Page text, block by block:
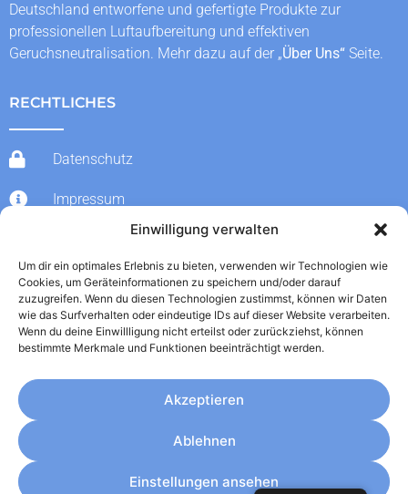
Einwilligung verwalten
Um dir ein optimales Erlebnis zu bieten, verwenden wir Technologien wie
Cookies, um Geräteinformationen zu speichern und/oder darauf
zuzugreifen. Wenn du diesen Technologien zustimmst, können wir Daten
wie das Surfverhalten oder eindeutige IDs auf dieser Website verarbeiten.
Wenn du deine Einwillligung nicht erteilst oder zurückziehst, können
bestimmte Merkmale und Funktionen beeinträchtigt werden.
Akzeptieren
Ablehnen
Einstellungen ansehen
Deutschland entworfene und gefertigte Produkte zur
professionellen Luftaufbereitung und effektiven
Geruchsneutralisation. Mehr dazu auf der „Über Uns“ Seite.
RECHTLICHES
Datenschutz
Impressum
Widerrufsbelehrung
KONTAKT
info@ozonesystemsolutions.de